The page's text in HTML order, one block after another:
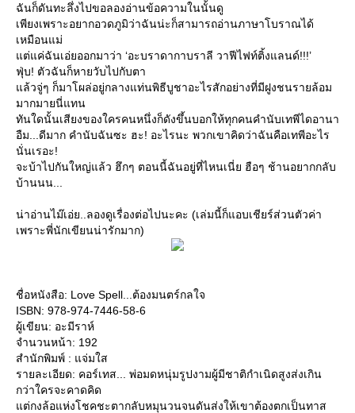
ฉันก็ดันทะลึ่งไปขอลองอ่านข้อความในนั้นดู
เพียงเพราะอยากอวดภูมิว่าฉันน่ะก็สามารถอ่านภาษาโบราณได้
เหมือนแม่
แต่แค่ฉันเอ่ยออกมาว่า ‘อะบราดากาบราลี วาฟีไฟท์ติ้งแลนด์!!!’
ฟุ่บ! ตัวฉันก็หายวับไปกับตา
แล้วจู่ๆ ก็มาโผล่อยู่กลางแท่นพิธีบูชาอะไรสักอย่างที่มีฝูงชนรายล้อม
มากมายนี่แทน
ทันใดนั้นเสียงของใครคนหนึ่งก็ดังขึ้นบอกให้ทุกคนคำนับเทพีไดอานา
อืม...ดีมาก คำนับฉันซะ ฮะ! อะไรนะ พวกเขาคิดว่าฉันคือเทพีอะไร
นั่นเรอะ!
จะบ้าไปกันใหญ่แล้ว ฮึกๆ ตอนนี้ฉันอยู่ที่ไหนเนี่ย ฮือๆ ช้านอยากกลับ
บ้านนน...
น่าอ่านไม๊เอ่ย..ลองดูเรื่องต่อไปนะคะ (เล่มนี้ก็แอบเชียร์ส่วนตัวค่า
เพราะพี่นักเขียนน่ารักมาก)
ชื่อหนังสือ: Love Spell...ต้องมนตร์กลใจ
ISBN: 978-974-7446-58-6
ผู้เขียน: อะมีราห์
จำนวนหน้า: 192
สำนักพิมพ์ : แจ่มใส
รายละเอียด: คอร์เทส... พ่อมดหนุ่มรูปงามผู้มีชาติกำเนิดสูงส่งเกิน
กว่าใครจะคาดคิด
แต่กงล้อแห่งโชคชะตากลับหมุนวนจนดันส่งให้เขาต้องตกเป็นทาส